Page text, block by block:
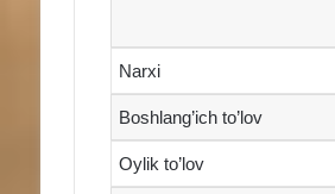
Narxi
Boshlang’ich to’lov
Oylik to’lov